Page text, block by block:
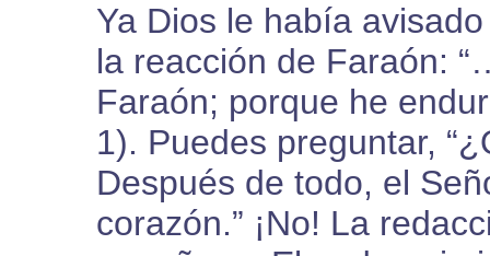
Ya Dios le había
la reacción de Faraón:
Faraón; porque he
1). Puedes preguntar,
Después de todo, el
corazón.” ¡No! La